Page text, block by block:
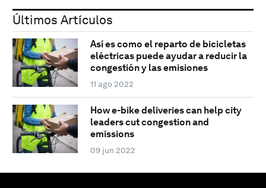
Últimos Artículos
Así es como el reparto de bicicletas
eléctricas puede ayudar a reducir la
congestión y las emisiones
11 ago 2022
How e-bike deliveries can help city
leaders cut congestion and
emissions
09 jun 2022